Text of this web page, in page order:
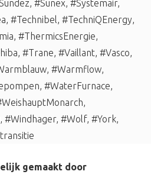
, #Sunex, #Systemair,
, #Technibel, #TechniQEnergy,
, #ThermicsEnergie,
, #Trane, #Vaillant, #Vasco,
, #Warmflow,
, #WaterFurnace,
,
, #Windhager, #Wolf, #York,
gemaakt door